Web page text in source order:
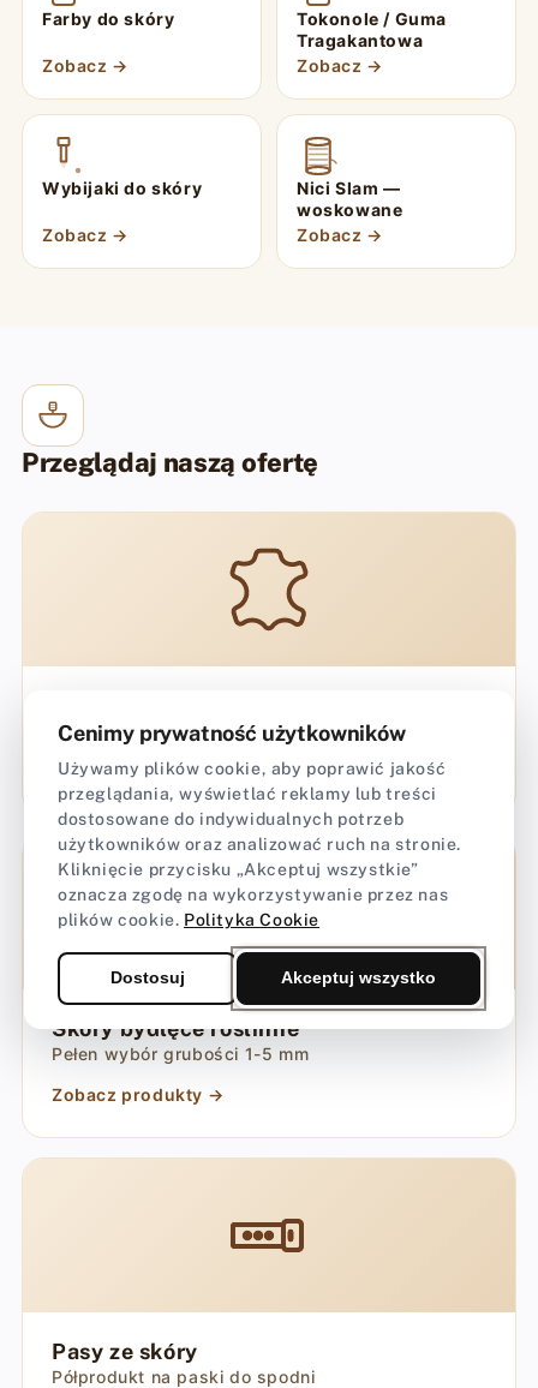
Farby do skóry
Zobacz →
Tokonole / Guma
Tragakantowa
Zobacz →
Wybijaki do skóry
Zobacz →
Nici Slam —
woskowane
Zobacz →
Przeglądaj naszą ofertę
Farby, pasty, kleje, wykończenia krawędzi
Zobacz produkty →
Skóry bydlęce roślinne
Pełen wybór grubości 1-5 mm
Zobacz produkty →
Pasy ze skóry
Półprodukt na paski do spodni
Cenimy prywatność użytkowników
Używamy plików cookie, aby poprawić jakość
przeglądania, wyświetlać reklamy lub treści
dostosowane do indywidualnych potrzeb
użytkowników oraz analizować ruch na stronie.
Kliknięcie przycisku „Akceptuj wszystkie”
oznacza zgodę na wykorzystywanie przez nas
plików cookie. Polityka Cookie
Dostosuj Akceptuj wszystko